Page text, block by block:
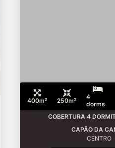
400m² 250m²
4
dorms
COBERTURA 4
CAPÃO DA
CENTRO